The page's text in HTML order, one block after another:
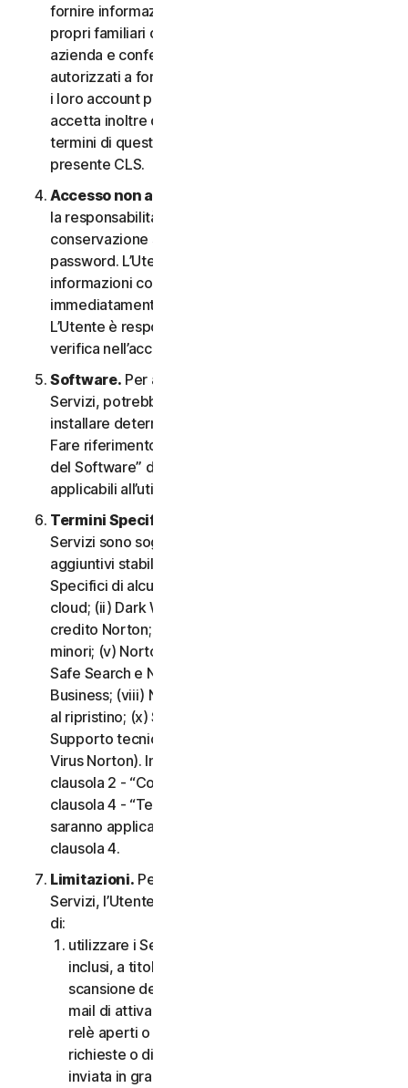
fornire informazioni veritiere e accurate su di sé, i
propri familiari o i dipendenti della propria Piccola
azienda e confermare di essere debitamente
autorizzati a fornire tali informazioni e a monitorare
i loro account per loro conto. L’Utente
accetta inoltre di informare tali persone riguardo ai
termini di questo CLS e garantire la compliance al
presente CLS.
Accesso non autorizzato all’account
la responsabilità esclusiva di garantire la
conservazione sicura del proprio nome utente e
password. L’Utente non deve condividere queste
informazioni con altri e si impegna a riportare
immediatamente qualsiasi utilizzo non autorizzato.
L’Utente è responsabile di qualsiasi attività che si
verifica nell’account.
Software. Per accedere e utilizzare determinati
Servizi, potrebbe essere necessario scaricare e
installare determinati Software su un Dispositivo.
Fare riferimento alla clausola 3 - “Termini di Licenza
del Software” del CLS per i termini e le condizioni
applicabili all’utilizzo di tale Software.
Termini Specifici di alcuni Servizi.
Servizi sono soggetti a termini e condizioni
aggiuntivi stabiliti nella clausola 4 - “Termini
Specifici di alcuni Servizi” del CLS: (i) Backup nel
cloud; (ii) Dark Web Monitoring; (iii) Portale del
credito Norton; (iv) Norton Family e Protezione
minori; (v) Norton Password Manager; (vi) Norton
Safe Search e Norton Safe Web; (vii) Norton Small
Business; (viii) Norton VPN; (ix) Servizi di supporto
al ripristino; (x) Social Media Monitoring e (xi)
Supporto tecnico (inclusa la Promessa Protezione
Virus Norton). In caso di conflitto o incoerenza tra la
clausola 2 - “Condizioni Generali del Servizio” e la
clausola 4 - “Termini Specifici di alcuni Servizi”,
saranno applicabili le condizioni contenute nella
clausola 4.
Limitazioni. Per quanto riguarda l’utilizzo dei
Servizi, l’Utente non può, né può consentire ad altri
di:
utilizzare i Servizi per scopi illegali o fraudolenti,
inclusi, a titolo esemplificativo ma non esaustivo,
scansione delle porte, invio di spam, invio di e-
mail di attivazione o disattivazione, scansione di
relè aperti o proxy aperti, invio di e-mail non
richieste o di qualsiasi versione o tipo di e-mail
inviata in grandi quantità anche se indirizzata